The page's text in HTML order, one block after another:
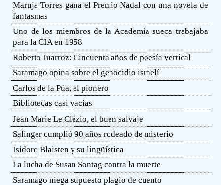
Maruja Torres gana el Premio Nadal con una novela de
fantasmas
Uno de los miembros de la Academia sueca trabajaba
para la CIA en 1958
Roberto Juarroz: Cincuenta años de poesía vertical
Saramago opina sobre el genocidio israelí
Carlos de la Púa, el pionero
Bibliotecas casi vacías
Jean Marie Le Clézio, el buen salvaje
Salinger cumplió 90 años rodeado de misterio
Isidoro Blaisten y su lingüística
La lucha de Susan Sontag contra la muerte
Saramago niega supuesto plagio de cuento